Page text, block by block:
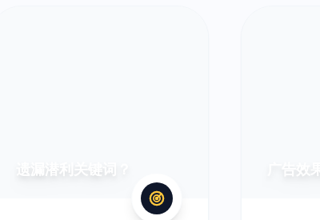
遗漏潜利关键词？ 广告效